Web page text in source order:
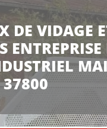
DE VIDAGE
ENTREPRISE
37800